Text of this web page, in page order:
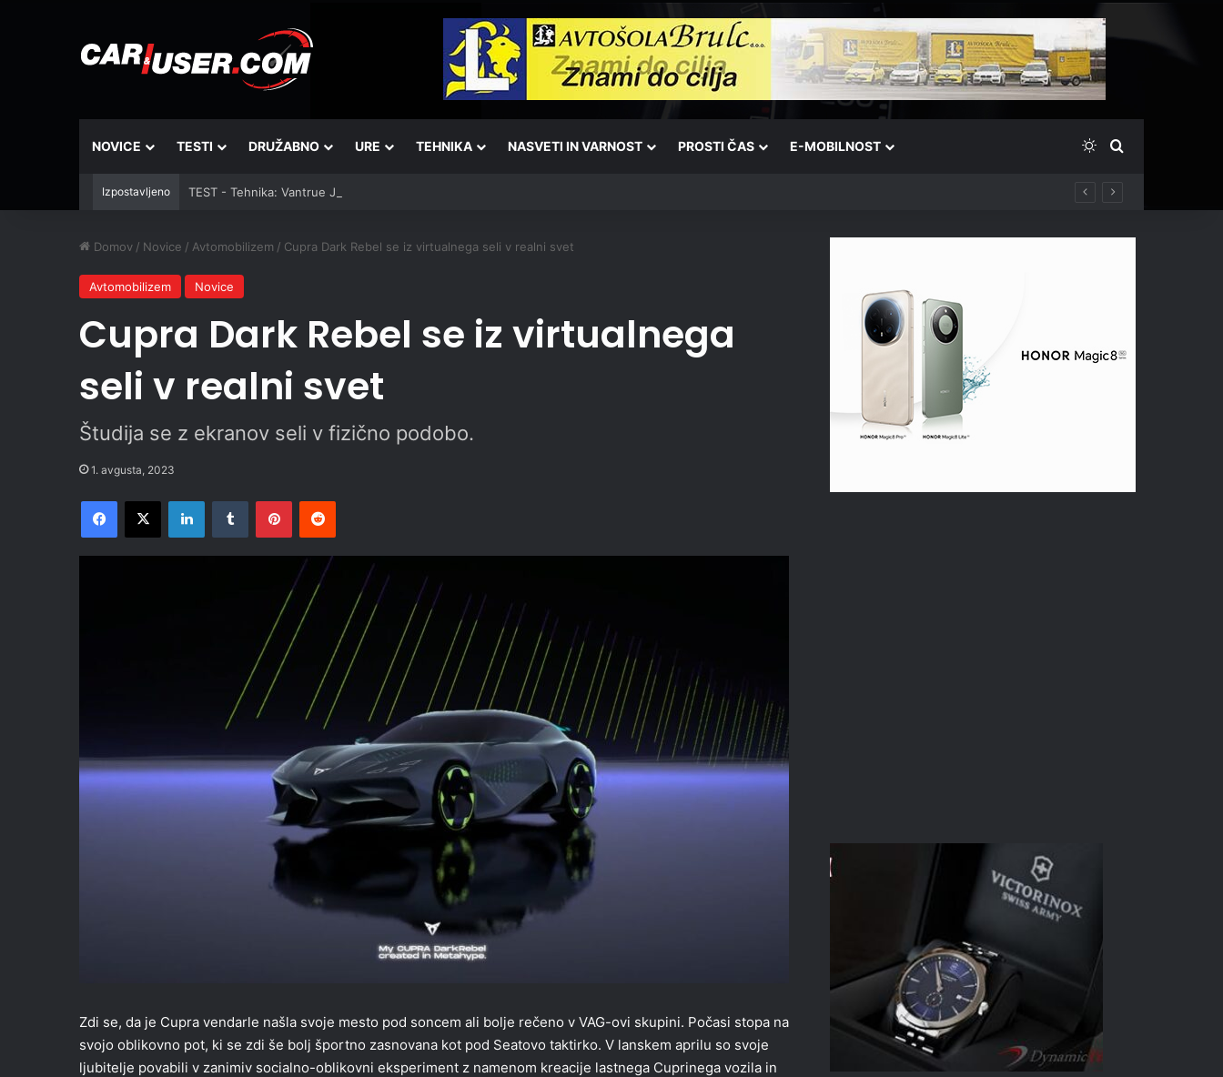
NOVICE TESTI DRUŽABNO URE TEHNIKA NASVETI IN VARNOST PROSTI ČAS E-MOBILNOST Switch skin
Išči
Izpostavljeno TEST - Tehnika: Vantrue JS3
Domov / Novice / Avtomobilizem / Cupra Dark Rebel se iz virtualnega seli v realni svet
Avtomobilizem Novice
Cupra Dark Rebel se iz virtualnega
seli v realni svet
Študija se z ekranov seli v fizično podobo.
1. avgusta, 2023
Facebook
X LinkedInTumblr PinterestReddit
Zdi se, da je Cupra vendarle našla svoje mesto pod soncem ali bolje rečeno v VAG-ovi skupini. Počasi stopa na
svojo oblikovno pot, ki se zdi še bolj športno zasnovana kot pod Seatovo taktirko. V lanskem aprilu so svoje
ljubitelje povabili v zanimiv socialno-oblikovni eksperiment z namenom kreacije lastnega Cuprinega vozila in